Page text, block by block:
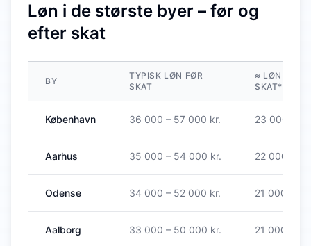
Løn i de største byer – før og
efter skat
BY
TYPISK LØN FØR
SKAT
≈ LØN
SKAT**
København 36 000 – 57 000 kr. 23 000 –
Aarhus 35 000 – 54 000 kr. 22 000 –
Odense 34 000 – 52 000 kr. 21 000 –
Aalborg 33 000 – 50 000 kr. 21 000 –